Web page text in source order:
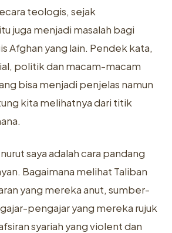
teologis, sejak
juga menjadi masalah bagi
Afghan yang lain. Pendek kata,
politik dan macam-macam
bisa menjadi penjelas namun
kita melihatnya dari titik
saya adalah cara pandang
Bagaimana melihat Taliban
yang mereka anut, sumber-
pengajar yang mereka rujuk
syariah yang violent dan